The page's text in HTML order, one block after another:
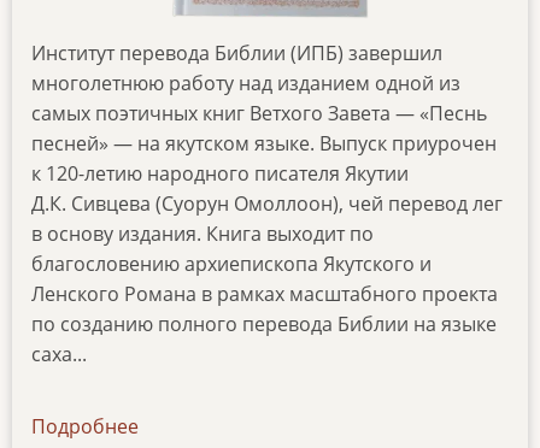
Институт перевода Библии (ИПБ) завершил
многолетнюю работу над изданием одной из
самых поэтичных книг Ветхого Завета — «Песнь
песней» — на якутском языке. Выпуск приурочен
к 120-летию народного писателя Якутии
Д.К. Сивцева (Суорун Омоллоон), чей перевод лег
в основу издания. Книга выходит по
благословению архиепископа Якутского и
Ленского Романа в рамках масштабного проекта
по созданию полного перевода Библии на языке
саха...
Подробнее